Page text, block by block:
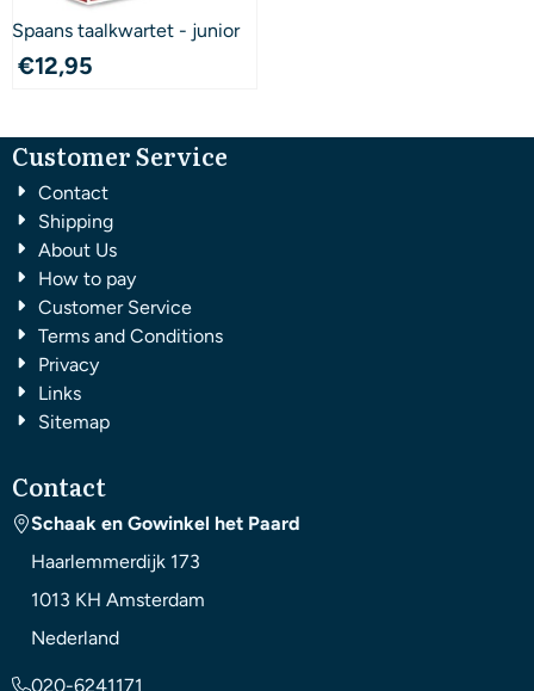
Spaans taalkwartet - junior
€12,95
Customer Service
Contact
Shipping
About Us
How to pay
Customer Service
Terms and Conditions
Privacy
Links
Sitemap
Contact
Schaak en Gowinkel het Paard
Haarlemmerdijk 173
1013 KH Amsterdam
Nederland
020-6241171